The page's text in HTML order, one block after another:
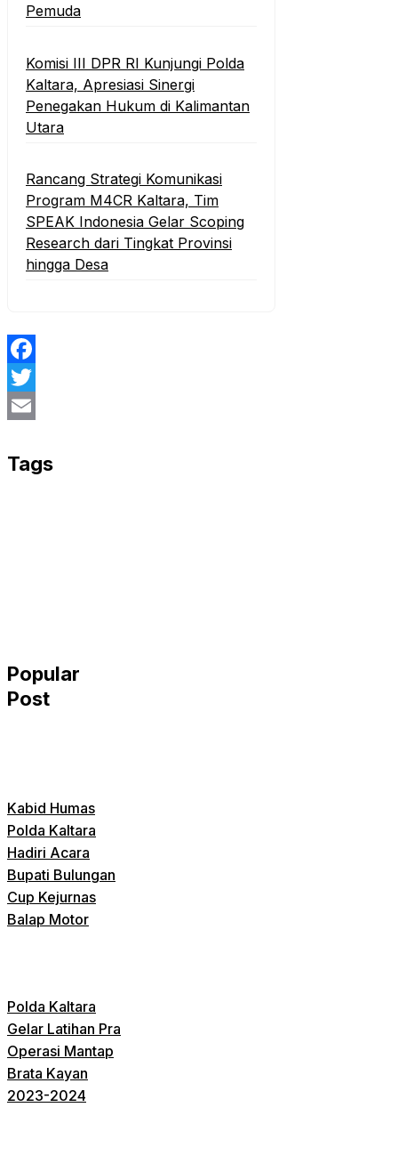
Pemuda
Komisi III DPR RI Kunjungi Polda
Kaltara, Apresiasi Sinergi
Penegakan Hukum di Kalimantan
Utara
Rancang Strategi Komunikasi
Program M4CR Kaltara, Tim
SPEAK Indonesia Gelar Scoping
Research dari Tingkat Provinsi
hingga Desa
Facebook
Twitter
Tags
Popular
Post
Kabid Humas
Polda Kaltara
Hadiri Acara
Bupati Bulungan
Cup Kejurnas
Balap Motor
Polda Kaltara
Gelar Latihan Pra
Operasi Mantap
Brata Kayan
2023-2024